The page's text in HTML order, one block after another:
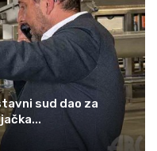
sud dao za